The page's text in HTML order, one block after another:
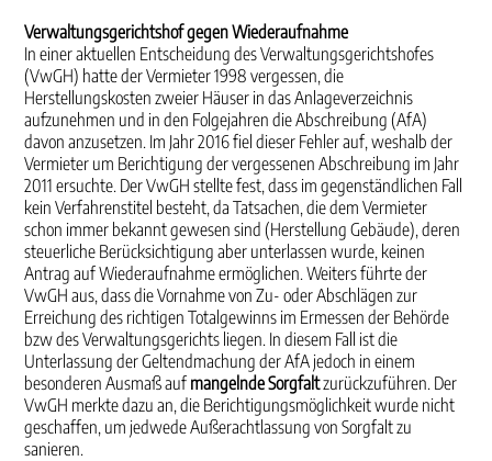
Verwaltungsgerichtshof gegen Wiederaufnahme
In einer aktuellen Entscheidung des Verwaltungsgerichtshofes
(VwGH) hatte der Vermieter 1998 vergessen, die
Herstellungskosten zweier Häuser in das Anlageverzeichnis
aufzunehmen und in den Folgejahren die Abschreibung (AfA)
davon anzusetzen. Im Jahr 2016 fiel dieser Fehler auf, weshalb der
Vermieter um Berichtigung der vergessenen Abschreibung im Jahr
2011 ersuchte. Der VwGH stellte fest, dass im gegenständlichen Fall
kein Verfahrenstitel besteht, da Tatsachen, die dem Vermieter
schon immer bekannt gewesen sind (Herstellung Gebäude), deren
steuerliche Berücksichtigung aber unterlassen wurde, keinen
Antrag auf Wiederaufnahme ermöglichen. Weiters führte der
VwGH aus, dass die Vornahme von Zu- oder Abschlägen zur
Erreichung des richtigen Totalgewinns im Ermessen der Behörde
bzw des Verwaltungsgerichts liegen. In diesem Fall ist die
Unterlassung der Geltendmachung der AfA jedoch in einem
besonderen Ausmaß auf mangelnde Sorgfaltzurückzuführen. Der
VwGH merkte dazu an, die Berichtigungsmöglichkeit wurde nicht
geschaffen, um jedwede Außerachtlassung von Sorgfalt zu
sanieren.